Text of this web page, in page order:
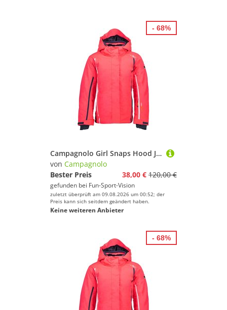
Campagnolo Girl Snaps Hood Jacket Kinder-Skijacke Red Fluo
von Campagnolo
Bester Preis
38,00 € 120,00 €
gefunden bei Fun-Sport-Vision
zuletzt überprüft am 09.08.2026 um 00:52; der
Preis kann sich seitdem geändert haben.
Keine weiteren Anbieter
- 68%
- 68%